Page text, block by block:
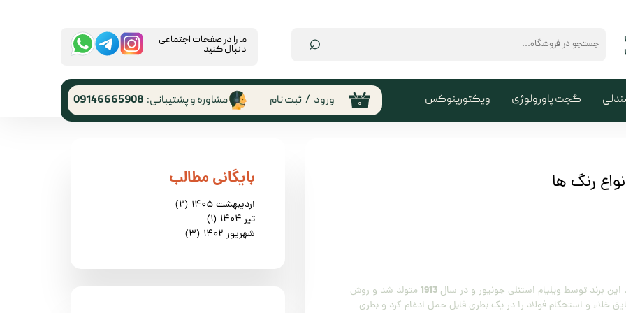
⌕
گجت پاورولوژی ویکتورینوکس ۰ ورود / ثبت نام
حساب کاربری
مشاوره و پشتیبانی: 09146665908
​ما را در صفحات اجتماعی
دنبال کنید
رنگ ها
1913 متولد شد و روش
خلاء و استحکام فولاد را در یک بطری قابل حمل ادغام کرد و بطری
اردیبهشت ۱۴۰۵
(۲)
تیر ۱۴۰۴
(۱)
شهریور ۱۴۰۲
(۳)
​بایگانی مطالب